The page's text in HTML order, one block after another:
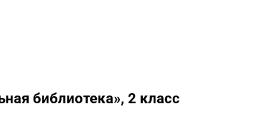
библиотека», 2 класс